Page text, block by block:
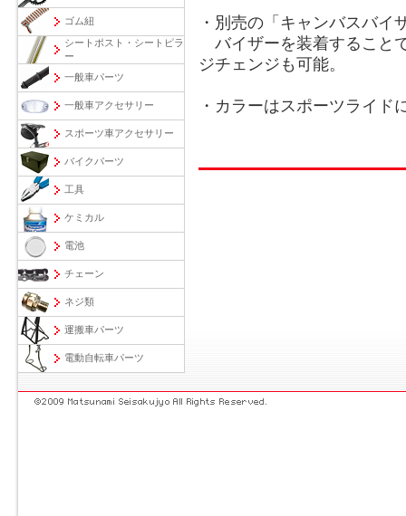
ゴム紐
シートポスト・シートピラ
ー
一般車パーツ
一般車アクセサリー
スポーツ車アクセサリー
バイクパーツ
工具
ケミカル
電池
チェーン
ネジ類
運搬車パーツ
電動自転車パーツ
・別売の「キャンバスバイ
バイザーを装着すること
ジチェンジも可能。
・カラーはスポーツライド